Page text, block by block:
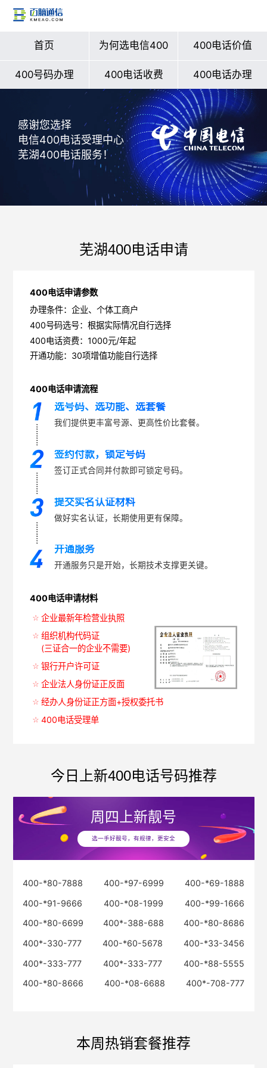
首页 为何选电信400 400电话价值
400号码办理 400电话收费 400电话办理
感谢您选择
电信400电话受理中心
芜湖400电话服务！
芜湖400电话申请
400电话申请参数
办理条件：企业、个体工商户
400号码选号：根据实际情况自行选择
400电话资费：1000元/年起
开通功能：30项增值功能自行选择
400电话申请流程
选号码、选功能、选套餐
我们提供更丰富号源、更高性价比套餐。
签约付款，锁定号码
签订正式合同并付款即可锁定号码。
提交实名认证材料
做好实名认证，长期使用更有保障。
开通服务
开通服务只是开始，长期技术支撑更关键。
400电话申请材料
企业最新年检营业执照
组织机构代码证
(三证合一的企业不需要)
银行开户许可证
企业法人身份证正反面
经办人身份证正方面+授权委托书
400电话受理单
今日上新400电话号码推荐
周四上新靓号
选一手好靓号，有规律，更安全
400-*80-7888 400-*97-6999
400-*69-1888
400-*91-9666
400-*08-1999
400-*99-1666
400-*80-6699
400*-388-688
400-*80-8686
400*-330-777
400-*60-5678
400-*33-3456
400*-333-777
400*-333-777
400-*88-5555
400-*80-8666
400-*08-6688 400*-708-777
本周热销套餐推荐